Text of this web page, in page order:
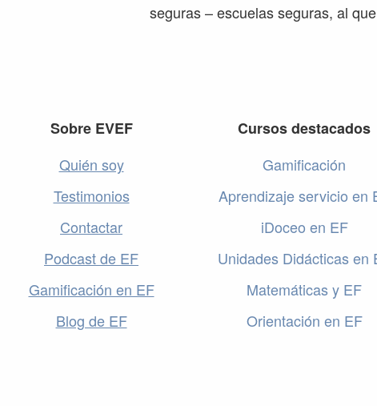
seguras – escuelas seguras, al
FooterSobre EVEF
Quién soy
Testimonios
Contactar
Podcast de EF
Gamificación en EF
Blog de EF
Cursos destacados
Gamificación
Aprendizaje servicio en
iDoceo en EF
Unidades Didácticas en
Matemáticas y EF
Orientación en EF